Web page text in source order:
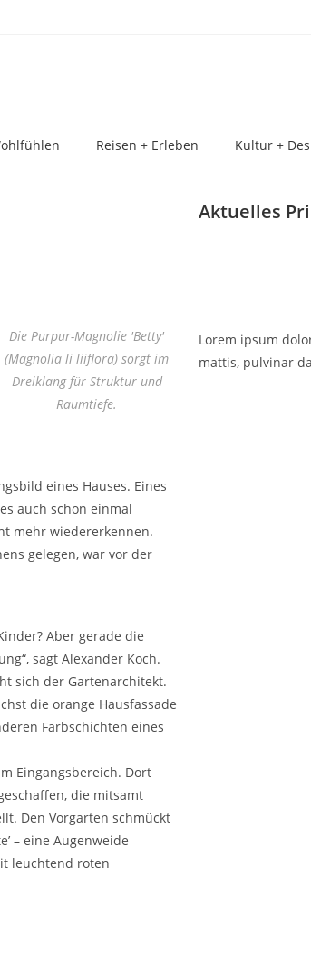
Reisen + Erleben Kultur +
Die Purpur-Magnolie 'Betty'
(Magnolia li liiflora) sorgt im
Dreiklang für Struktur und
Raumtiefe.
eines Hauses. Eines
auch schon einmal
mehr wiedererkennen.
gelegen, war vor der
Aber gerade die
sagt Alexander Koch.
sich der Gartenarchitekt.
die orange Hausfassade
Farbschichten eines
Eingangsbereich. Dort
die mitsamt
Den Vorgarten schmückt
– eine Augenweide
leuchtend roten
Aktuelles
Lorem ipsum
mattis, pulvinar